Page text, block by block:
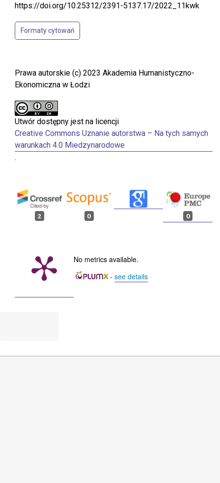
https://doi.org/10.25312/2391-5137.17/2022_11kwk
Formaty cytowań
Prawa autorskie (c) 2023 Akademia Humanistyczno-
Ekonomiczna w Łodzi
Utwór dostępny jest na licencji
Creative Commons Uznanie autorstwa – Na tych samych
warunkach 4.0 Miedzynarodowe
.
2 0 0
Imiona nadawane dzieciom pozostawionym w
Szpitalu Dzieciątka Jezus w Warszawie w 1870
roku – spojrzenie socjoonomastyczne.
Poznańskie Studia Polonistyczne. Seria
No metrics available.
- see details